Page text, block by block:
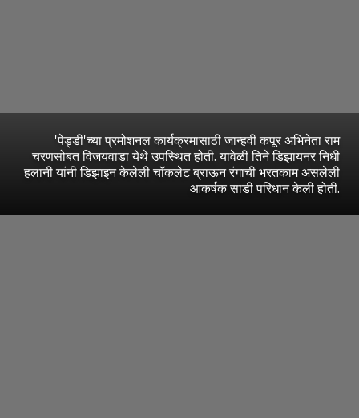
'पेड्डी'च्या प्रमोशनल कार्यक्रमासाठी जान्हवी कपूर अभिनेता राम
चरणसोबत विजयवाडा येथे उपस्थित होती. यावेळी तिने डिझायनर निधी
हलानी यांनी डिझाइन केलेली चॉकलेट ब्राऊन रंगाची भरतकाम असलेली
आकर्षक साडी परिधान केली होती.